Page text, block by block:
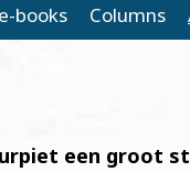
books Columns
een groot